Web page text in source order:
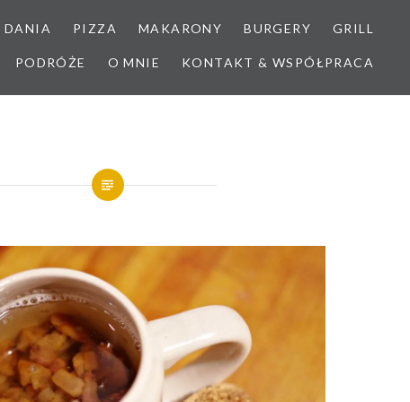
DANIA PIZZA MAKARONY BURGERY GRILL
PODRÓŻE O MNIE KONTAKT & WSPÓŁPRACA